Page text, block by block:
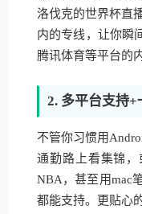
洛伐克的世界杯直
内的专线，让你瞬
腾讯体育等平台的
2. 多平台支持
不管你习惯用
通勤路上看集锦，
NBA，甚至用mac
都能支持。更贴心